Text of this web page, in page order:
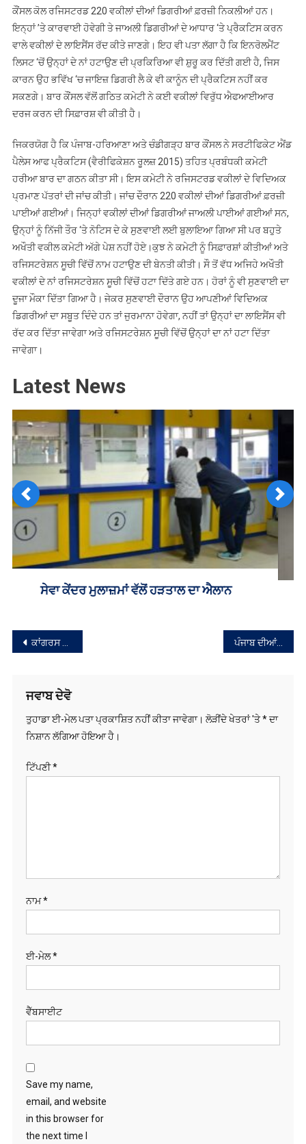
220
ਵਕੀਲਾਂ
ਦੀਆਂ
ਕੌਂਸਲ ਕੋਲ ਰਜਿਸਟਰਡ 220 ਵਕੀਲਾਂ ਦੀਆਂ ਡਿਗਰੀਆਂ ਫ਼ਰਜ਼ੀ ਨਿਕਲੀਆਂ ਹਨ।
ਇਨ੍ਹਾਂ ’ਤੇ ਕਾਰਵਾਈ ਹੋਵੇਗੀ ਤੇ ਜਾਅਲੀ ਡਿਗਰੀਆਂ ਦੇ ਆਧਾਰ ‘ਤੇ ਪ੍ਰੈਕਟਿਸ ਕਰਨ
ਵਾਲੇ ਵਕੀਲਾਂ ਦੇ ਲਾਇਸੈਂਸ ਰੱਦ ਕੀਤੇ ਜਾਣਗੇ। ਇਹ ਵੀ ਪਤਾ ਲੱਗਾ ਹੈ ਕਿ ਇਨਰੋਲਮੈਂਟ
ਲਿਸਟ ‘ਚੋਂ ਉਨ੍ਹਾਂ ਦੇ ਨਾਂ ਹਟਾਉਣ ਦੀ ਪ੍ਰਕਿਰਿਆ ਵੀ ਸ਼ੁਰੂ ਕਰ ਦਿੱਤੀ ਗਈ ਹੈ, ਜਿਸ
ਕਾਰਨ ਉਹ ਭਵਿੱਖ ‘ਚ ਜਾਇਜ਼ ਡਿਗਰੀ ਲੈ ਕੇ ਵੀ ਕਾਨੂੰਨ ਦੀ ਪ੍ਰੈਕਟਿਸ ਨਹੀਂ ਕਰ
ਸਕਣਗੇ। ਬਾਰ ਕੌਂਸਲ ਵੱਲੋਂ ਗਠਿਤ ਕਮੇਟੀ ਨੇ ਕਈ ਵਕੀਲਾਂ ਵਿਰੁੱਧ ਐਫਆਈਆਰ
ਦਰਜ ਕਰਨ ਦੀ ਸਿਫ਼ਾਰਸ਼ ਵੀ ਕੀਤੀ ਹੈ।
ਜਿਕਰਯੋਗ ਹੈ ਕਿ ਪੰਜਾਬ-ਹਰਿਆਣਾ ਅਤੇ ਚੰਡੀਗੜ੍ਹ ਬਾਰ ਕੌਂਸਲ ਨੇ ਸਰਟੀਫਿਕੇਟ ਐਂਡ
ਪੈਲੇਸ ਆਫ ਪ੍ਰੈਕਟਿਸ (ਵੈਰੀਫਿਕੇਸ਼ਨ ਰੂਲਜ਼ 2015) ਤਹਿਤ ਪ੍ਰਬੰਧਕੀ ਕਮੇਟੀ
ਹਰੀਆ ਬਾਰ ਦਾ ਗਠਨ ਕੀਤਾ ਸੀ। ਇਸ ਕਮੇਟੀ ਨੇ ਰਜਿਸਟਰਡ ਵਕੀਲਾਂ ਦੇ ਵਿਦਿਅਕ
ਪ੍ਰਮਾਣ ਪੱਤਰਾਂ ਦੀ ਜਾਂਚ ਕੀਤੀ। ਜਾਂਚ ਦੌਰਾਨ 220 ਵਕੀਲਾਂ ਦੀਆਂ ਡਿਗਰੀਆਂ ਫ਼ਰਜ਼ੀ
ਪਾਈਆਂ ਗਈਆਂ। ਜਿਨ੍ਹਾਂ ਵਕੀਲਾਂ ਦੀਆਂ ਡਿਗਰੀਆਂ ਜਾਅਲੀ ਪਾਈਆਂ ਗਈਆਂ ਸਨ,
ਉਨ੍ਹਾਂ ਨੂੰ ਨਿੱਜੀ ਤੌਰ ‘ਤੇ ਨੋਟਿਸ ਦੇ ਕੇ ਸੁਣਵਾਈ ਲਈ ਬੁਲਾਇਆ ਗਿਆ ਸੀ ਪਰ ਬਹੁਤੇ
ਅਖੌਤੀ ਵਕੀਲ ਕਮੇਟੀ ਅੱਗੇ ਪੇਸ਼ ਨਹੀਂ ਹੋਏ।ਕੁਝ ਨੇ ਕਮੇਟੀ ਨੂੰ ਸਿਫ਼ਾਰਸ਼ਾਂ ਕੀਤੀਆਂ ਅਤੇ
ਰਜਿਸਟਰੇਸ਼ਨ ਸੂਚੀ ਵਿੱਚੋਂ ਨਾਮ ਹਟਾਉਣ ਦੀ ਬੇਨਤੀ ਕੀਤੀ। ਸੌ ਤੋਂ ਵੱਧ ਅਜਿਹੇ ਅਖੌਤੀ
ਵਕੀਲਾਂ ਦੇ ਨਾਂ ਰਜਿਸਟਰੇਸ਼ਨ ਸੂਚੀ ਵਿੱਚੋਂ ਹਟਾ ਦਿੱਤੇ ਗਏ ਹਨ। ਹੋਰਾਂ ਨੂੰ ਵੀ ਸੁਣਵਾਈ ਦਾ
ਦੂਜਾ ਮੌਕਾ ਦਿੱਤਾ ਗਿਆ ਹੈ। ਜੇਕਰ ਸੁਣਵਾਈ ਦੌਰਾਨ ਉਹ ਆਪਣੀਆਂ ਵਿਦਿਅਕ
ਡਿਗਰੀਆਂ ਦਾ ਸਬੂਤ ਦਿੰਦੇ ਹਨ ਤਾਂ ਜੁਰਮਾਨਾ ਹੋਵੇਗਾ, ਨਹੀਂ ਤਾਂ ਉਨ੍ਹਾਂ ਦਾ ਲਾਇਸੈਂਸ ਵੀ
ਰੱਦ ਕਰ ਦਿੱਤਾ ਜਾਵੇਗਾ ਅਤੇ ਰਜਿਸਟਰੇਸ਼ਨ ਸੂਚੀ ਵਿੱਚੋਂ ਉਨ੍ਹਾਂ ਦਾ ਨਾਂ ਹਟਾ ਦਿੱਤਾ
ਜਾਵੇਗਾ।
Latest News
ED ਵਲੋਂ ਬਿਕਰਮ ਮਜੀਠੀਆ ਦੇ ਕਰੀਬੀ ਘਰ ਛਾਪਾ
Previous Next
ਸੰਪਾਦਨਾ
ਕਾਂਗਰਸ ਨੇ ਪੰਜਾਬ ‘ਚ ਬਾਕੀ ਰਹਿੰਦਾ ਇੱਕ ਉਮੀਦਵਾਰ ਵੀ ਕੀਤਾ ਘੋਸ਼ਿਤ ਪੰਜਾਬ ਦੀਆਂ ਮੰਡੀਆਂ ਵਿੱਚ ਹੁਣ ਤੱਕ ਪੁੱਜੀ ਕਣਕ ਦੀ ਹੋਈ 100 ਫੀਸਦੀ ਖਰੀਦ : ਹਰਚੰਦ ਸਿੰਘ ਬਰਸਟ
ਜਵਾਬ ਦੇਵੋ
ਤੁਹਾਡਾ ਈ-ਮੇਲ ਪਤਾ ਪ੍ਰਕਾਸ਼ਿਤ ਨਹੀਂ ਕੀਤਾ ਜਾਵੇਗਾ। ਲੋੜੀਂਦੇ ਖੇਤਰਾਂ 'ਤੇ*ਦਾ
ਨਿਸ਼ਾਨ ਲੱਗਿਆ ਹੋਇਆ ਹੈ।
ਟਿੱਪਣੀ*
ਨਾਮ*
ਈ-ਮੇਲ*
ਵੈੱਬਸਾਈਟ
Save my name,
email, and website
in this browser for
the next time I